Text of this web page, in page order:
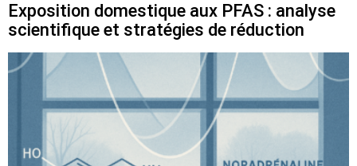
Exposition domestique aux PFAS : analyse
scientifique et stratégies de réduction